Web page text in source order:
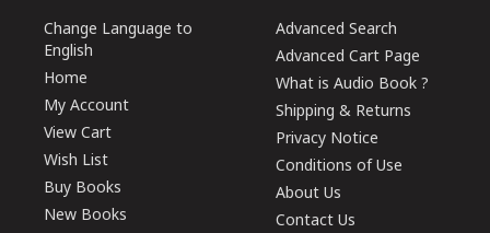
Change Language to
English
Home
My Account
View Cart
Wish List
Buy Books
New Books
Advanced Search
Advanced Cart Page
What is Audio Book ?
Shipping & Returns
Privacy Notice
Conditions of Use
About Us
Contact Us